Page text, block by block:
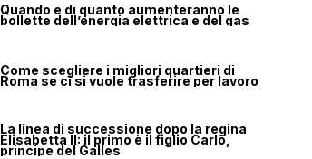
Quando e di quanto aumenteranno le
bollette dell’energia elettrica e del gas
Come scegliere i migliori quartieri di
Roma se ci si vuole trasferire per lavoro
La linea di successione dopo la regina
Elisabetta II: il primo è il figlio Carlo,
principe del Galles